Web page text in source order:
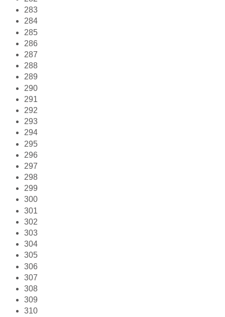
283
284
285
286
287
288
289
290
291
292
293
294
295
296
297
298
299
300
301
302
303
304
305
306
307
308
309
310